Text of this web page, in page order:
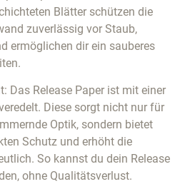
Blätter schützen die
zuverlässig vor Staub,
ermöglichen dir ein sauberes
Das Release Paper ist mit einer
Diese sorgt nicht nur für
Optik, sondern bietet
Schutz und erhöht die
So kannst du dein Release
ohne Qualitätsverlust.